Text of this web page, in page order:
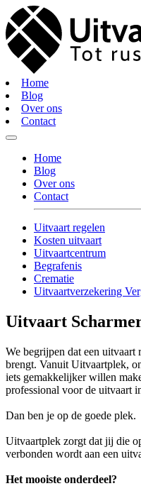
Home
Blog
Over ons
Contact
Home
Blog
Over ons
Contact
Uitvaart regelen
Kosten uitvaart
Uitvaartcentrum
Begrafenis
Crematie
Uitvaartverzekering
Uitvaart
We begrijpen dat een uitvaart
brengt. Vanuit Uitvaartplek,
iets gemakkelijker willen
professional voor de uitvaart
Dan ben je op de goede plek.
Uitvaartplek zorgt dat jij die
verbonden wordt aan een
Het mooiste onderdeel?